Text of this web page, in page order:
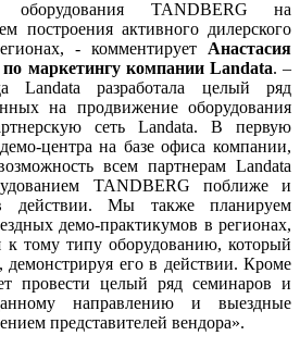
оборудования TANDBERG на
построения активного дилерского
- комментирует Анастасия
маркетингу компании Landata. –
Landata разработала целый ряд
на продвижение оборудования
сеть Landata. В первую
центра на базе офиса компании,
всем партнерам Landata
TANDBERG поближе и
в действии. Мы также планируем
демо-практикумов в регионах,
к тому типу оборудованию, который
демонстрируя его в действии. Кроме
провести целый ряд семинаров и
направлению и выездные
представителей вендора».